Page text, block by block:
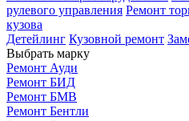
рулевого управления Ремонт
кузова
Детейлинг Кузовной ремонт
Выбрать марку
Ремонт Ауди
Ремонт БИД
Ремонт БМВ
Ремонт Бентли